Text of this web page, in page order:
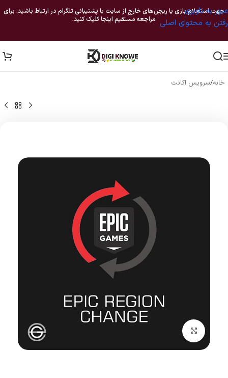
عبور به ناوبری
رفتن به محتوای اصلی
جهت استعلام بازی یا ریجن‌های خارج از سایت با پشتیبانی تلگرام در ارتباط باشید. برای
مراجعه مستقیم اینجا کلیک کنید.
خانه/سرویس اکانت
بزرگنمایی تصویر